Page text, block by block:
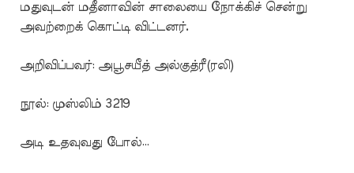
மதுவுடன் மதீனாவின் சாலையை நோக்கிச் சென்று
அவற்றைக் கொட்டி விட்டனர்.
அறிவிப்பவர்: அபூசயீத் அல்குத்ரீ(ரலி)
நூல்: முஸ்லிம் 3219
அடி உதவுவது போல்…